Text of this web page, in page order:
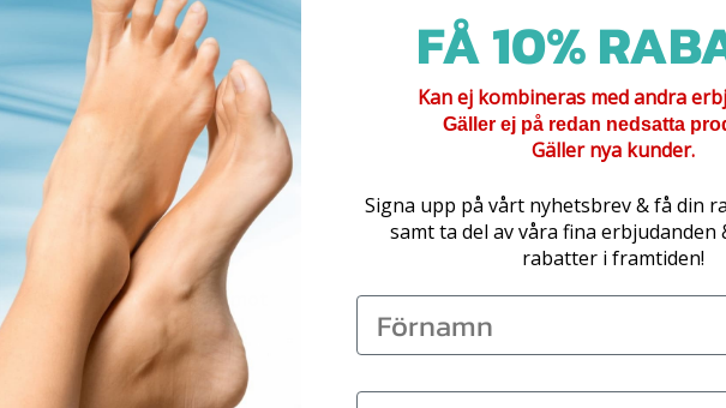
Skoinlägg 3/4,
stötdämpning, hälskydd mot
hälsporre, fotvalvstöd, gel
Tillfälligt slut
LÄS MER
FÅ 10%
Kan ej kombineras med andra
Gäller ej på redan nedsatta
Gäller nya kunder.
Signa upp på vårt nyhetsbrev & få din
samt ta del av våra fina erbjudanden
rabatter i framtiden!